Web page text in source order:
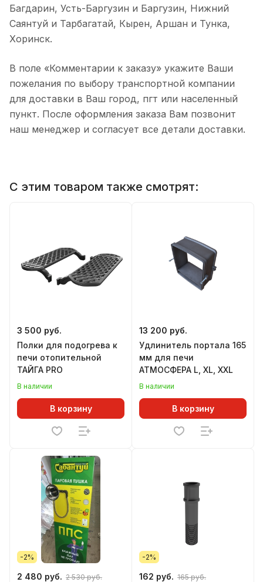
Багдарин, Усть-Баргузин и Баргузин, Нижний
Саянтуй и Тарбагатай, Кырен, Аршан и Тунка,
Хоринск.
В поле «Комментарии к заказу» укажите Ваши
пожелания по выбору транспортной компании
для доставки в Ваш город, пгт или населенный
пункт. После оформления заказа Вам позвонит
наш менеджер и согласует все детали доставки.
С этим товаром также смотрят:
3 500 руб.
Полки для подогрева к
печи отопительной
ТАЙГА PRO
В наличии
В корзину
13 200 руб.
Удлинитель портала 165
мм для печи
АТМОСФЕРА L, XL, XXL
В наличии
В корзину
-2%
2 480 руб. 2 530 руб.
-2%
162 руб. 165 руб.